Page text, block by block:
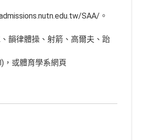
SAA/。
韻律體操、射箭、高爾夫、跆
或體育學系網頁